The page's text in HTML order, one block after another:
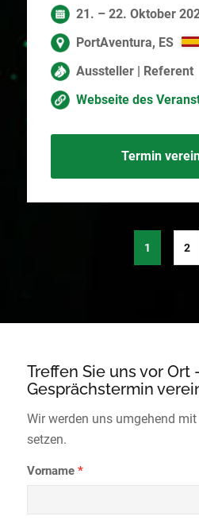
21. – 22. Oktober
PortAventura, ES
Aussteller | Referent
Webseite des
Termin
1 2
Treffen Sie uns vor Ort
Gesprächstermin
Wir werden uns umgehend
setzen.
Vorname